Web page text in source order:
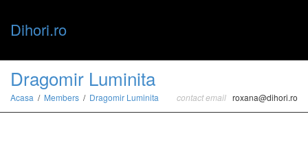
Dihori.ro
Dragomir Luminita
Acasa Members Dragomir Luminita contact email roxana@dihori.ro